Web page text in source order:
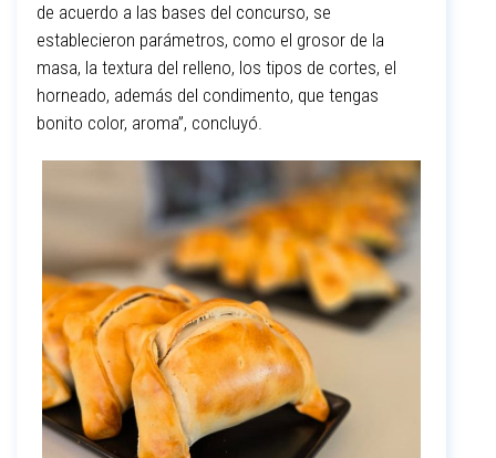
de acuerdo a las bases del concurso, se
establecieron parámetros, como el grosor de la
masa, la textura del relleno, los tipos de cortes, el
horneado, además del condimento, que tengas
bonito color, aroma”, concluyó.